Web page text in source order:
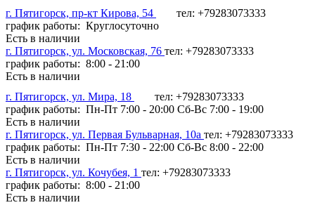
г. Пятигорск, пр-кт Кирова, 54
тел: +79283073333
график работы: Круглосуточно
Есть в наличии
г. Пятигорск, ул. Московская, 76 тел: +79283073333
график работы: 8:00 - 21:00
Есть в наличии
г. Пятигорск, ул. Мира, 18
тел: +79283073333
график работы: Пн-Пт 7:00 - 20:00 Сб-Вс 7:00 - 19:00
Есть в наличии
г. Пятигорск, ул. Первая Бульварная, 10а тел: +79283073333
график работы: Пн-Пт 7:30 - 22:00 Сб-Вс 8:00 - 22:00
Есть в наличии
г. Пятигорск, ул. Кочубея, 1 тел: +79283073333
график работы: 8:00 - 21:00
Есть в наличии